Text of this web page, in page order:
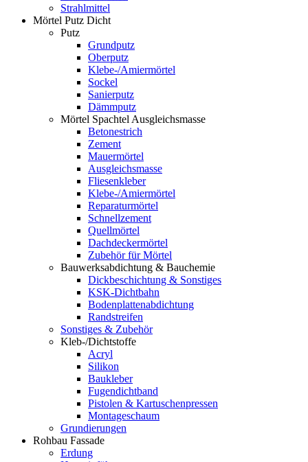
Strahlmittel
Mörtel Putz Dicht
Putz
Grundputz
Oberputz
Klebe-/Amiermörtel
Sockel
Sanierputz
Dämmputz
Mörtel Spachtel Ausgleichsmasse
Betonestrich
Zement
Mauermörtel
Ausgleichsmasse
Fliesenkleber
Klebe-/Amiermörtel
Reparaturmörtel
Schnellzement
Quellmörtel
Dachdeckermörtel
Zubehör für Mörtel
Bauwerksabdichtung & Bauchemie
Dickbeschichtung & Sonstiges
KSK-Dichtbahn
Bodenplattenabdichtung
Randstreifen
Sonstiges & Zubehör
Kleb-/Dichtstoffe
Acryl
Silikon
Baukleber
Fugendichtband
Pistolen & Kartuschenpressen
Montageschaum
Grundierungen
Rohbau Fassade
Erdung